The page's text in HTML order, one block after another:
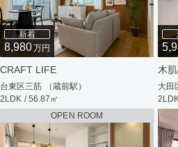
新着
8,980万円
CRAFT LIFE
台東区三筋 （蔵前駅）
2LDK / 56.87㎡
木
大田
OPEN ROOM